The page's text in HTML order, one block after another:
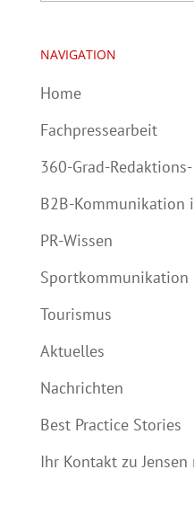
NAVIGATION
Home
Fachpressearbeit
360-Grad-
B2B-Kommunikation
PR-Wissen
Sportkommunikation
Tourismus
Aktuelles
Nachrichten
Best Practice Stories
Ihr Kontakt zu Jensen